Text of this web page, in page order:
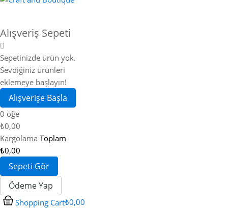
Alışveriş Sepeti
Sepetinizde ürün yok.
Sevdiğiniz ürünleri
eklemeye başlayın!
Alışverişe Başla
0 öğe
₺0,00
Kargolama Toplam
₺0,00
Sepeti Gör
Ödeme Yap
Shopping Cart₺0,00